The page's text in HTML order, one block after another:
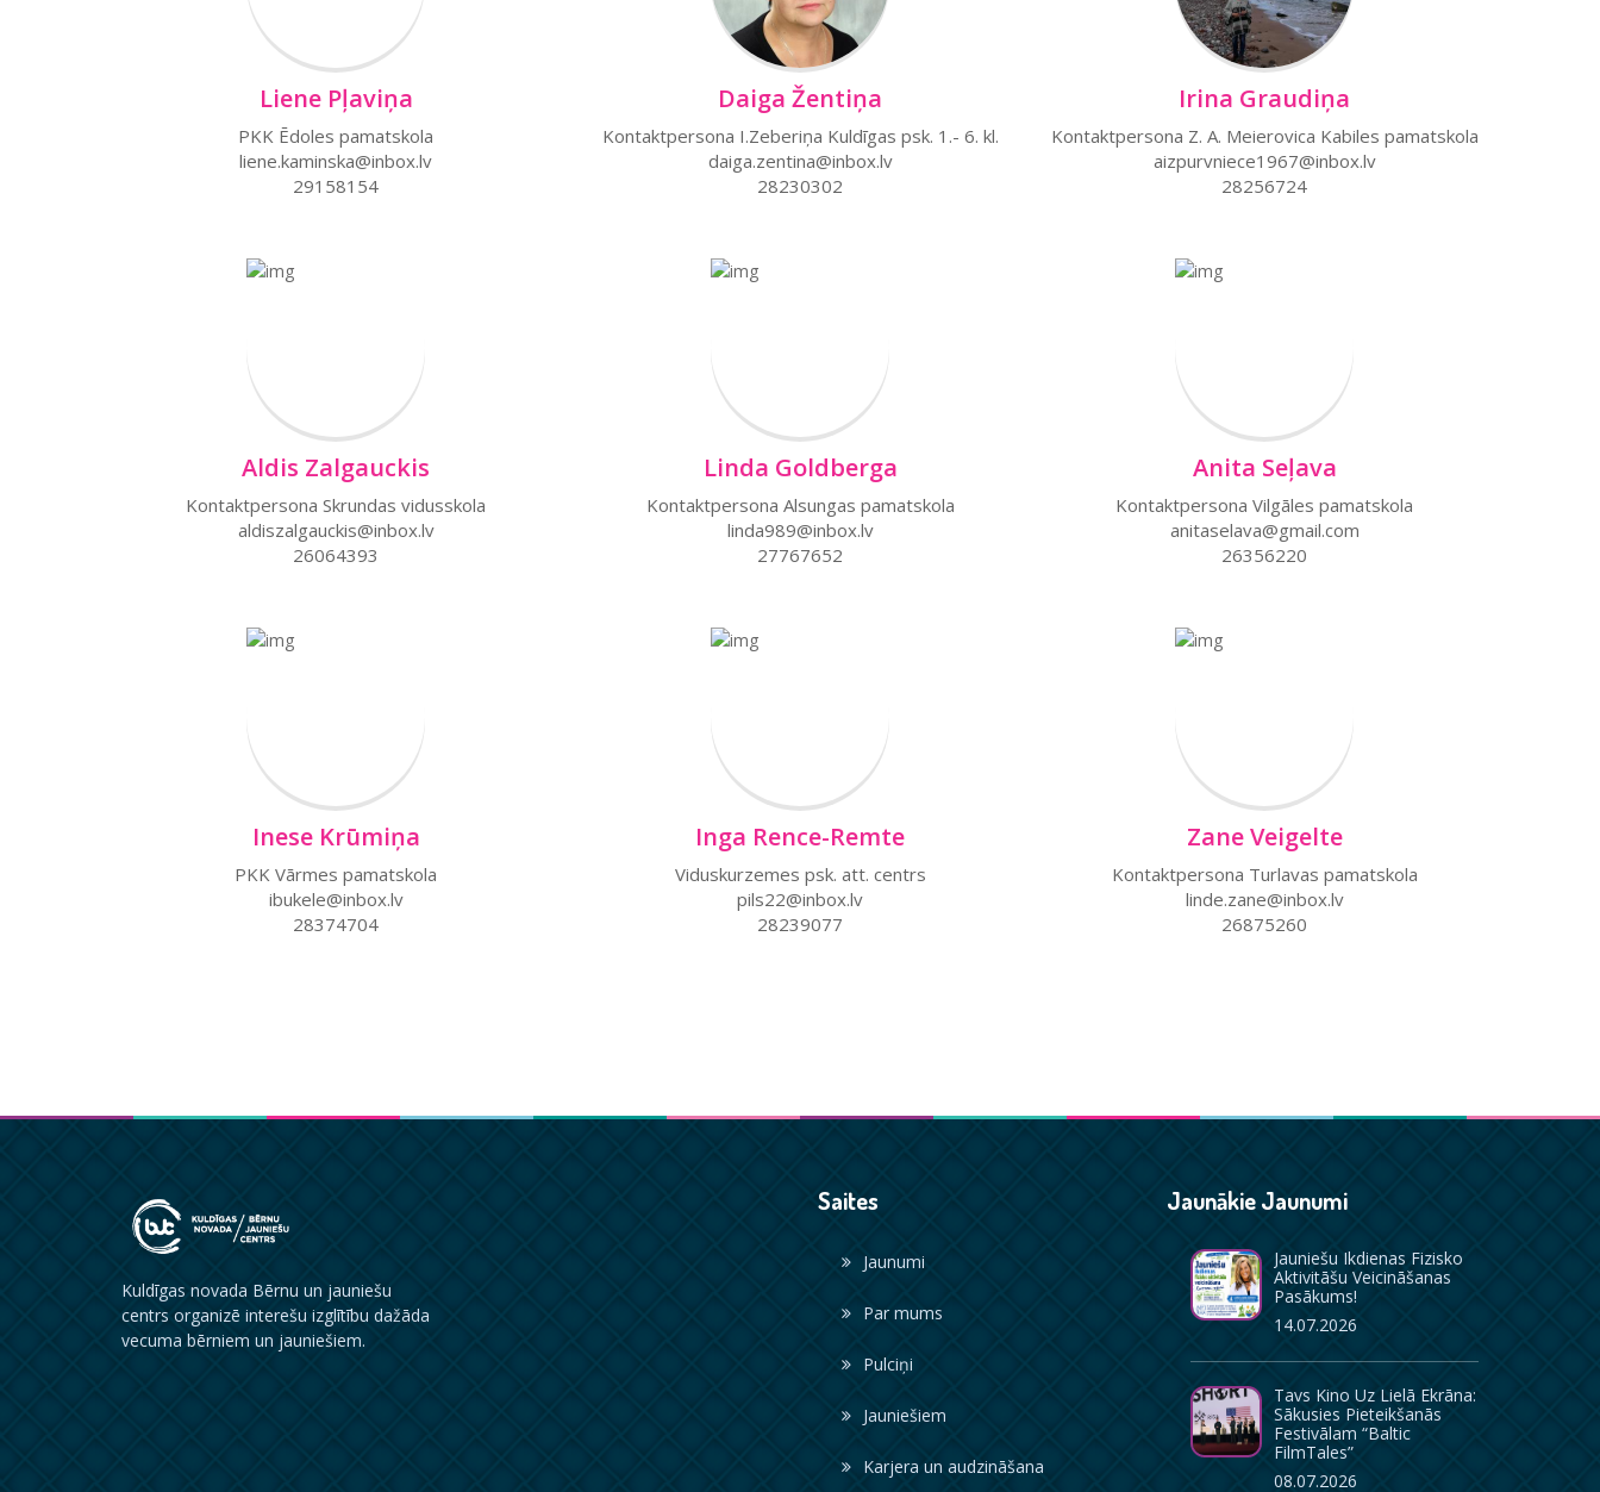
Liene Pļaviņa
PKK Ēdoles pamatskola
liene.kaminska@inbox.lv
29158154
Daiga Žentiņa
Kontaktpersona I.Zeberiņa Kuldīgas psk. 1.- 6. kl.
daiga.zentina@inbox.lv
28230302
Irina Graudiņa
Kontaktpersona Z. A. Meierovica Kabiles pamatskola
aizpurvniece1967@inbox.lv
28256724
Aldis Zalgauckis
Kontaktpersona Skrundas vidusskola
aldiszalgauckis@inbox.lv
26064393
Linda Goldberga
Kontaktpersona Alsungas pamatskola
linda989@inbox.lv
27767652
Anita Seļava
Kontaktpersona Vilgāles pamatskola
anitaselava@gmail.com
26356220
Inese Krūmiņa
PKK Vārmes pamatskola
ibukele@inbox.lv
28374704
Inga Rence-Remte
Viduskurzemes psk. att. centrs
pils22@inbox.lv
28239077
Zane Veigelte
Kontaktpersona Turlavas pamatskola
linde.zane@inbox.lv
26875260
Kuldīgas novada Bērnu un jauniešu
centrs organizē interešu izglītību dažāda
vecuma bērniem un jauniešiem.
Saites
Jaunumi
Par mums
Pulciņi
Jauniešiem
Karjera un audzināšana
Jaunākie Jaunumi
Jauniešu Ikdienas Fizisko
Aktivitāšu Veicināšanas
Pasākums!
14.07.2026
Tavs Kino Uz Lielā Ekrāna:
Sākusies Pieteikšanās
Festivālam “Baltic
FilmTales”
08.07.2026